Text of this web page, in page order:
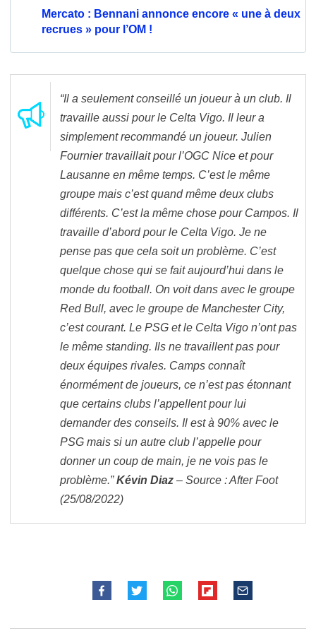
Mercato : Bennani annonce encore « une à deux
recrues » pour l’OM !
“Il a seulement conseillé un joueur à un club. Il
travaille aussi pour le Celta Vigo. Il leur a
simplement recommandé un joueur. Julien
Fournier travaillait pour l’OGC Nice et pour
Lausanne en même temps. C’est le même
groupe mais c’est quand même deux clubs
différents. C’est la même chose pour Campos. Il
travaille d’abord pour le Celta Vigo. Je ne
pense pas que cela soit un problème. C’est
quelque chose qui se fait aujourd’hui dans le
monde du football. On voit dans avec le groupe
Red Bull, avec le groupe de Manchester City,
c’est courant. Le PSG et le Celta Vigo n’ont pas
le même standing. Ils ne travaillent pas pour
deux équipes rivales. Camps connaît
énormément de joueurs, ce n’est pas étonnant
que certains clubs l’appellent pour lui
demander des conseils. Il est à 90% avec le
PSG mais si un autre club l’appelle pour
donner un coup de main, je ne vois pas le
problème.”Kévin Diaz – Source : After Foot
(25/08/2022)